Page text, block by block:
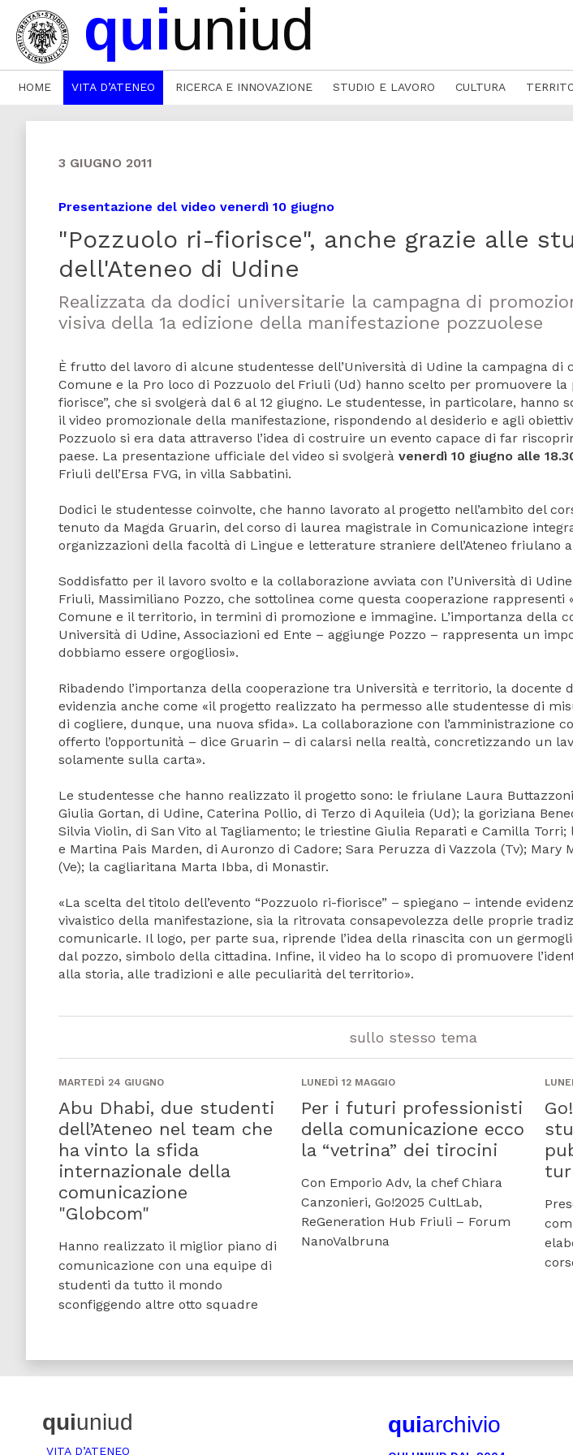
HOME VITA D’ATENEO RICERCA E INNOVAZIONE STUDIO E LAVORO CULTURA
3 GIUGNO 2011
Presentazione del video venerdì 10 giugno
"Pozzuolo ri-fiorisce", anche grazie alle
dell'Ateneo di Udine
Realizzata da dodici universitarie la campagna di
visiva della 1a edizione della manifestazione pozzuolese
È frutto del lavoro di alcune studentesse dell’Università di Udine la campagna di
Comune e la Pro loco di Pozzuolo del Friuli (Ud) hanno scelto per promuovere
fiorisce”, che si svolgerà dal 6 al 12 giugno. Le studentesse, in particolare, hanno
il video promozionale della manifestazione, rispondendo al desiderio e agli
Pozzuolo si era data attraverso l’idea di costruire un evento capace di far
paese. La presentazione ufficiale del video si svolgerà venerdì 10 giugno alle
Friuli dell’Ersa FVG, in villa Sabbatini.
Dodici le studentesse coinvolte, che hanno lavorato al progetto nell’ambito del
tenuto da Magda Gruarin, del corso di laurea magistrale in Comunicazione
organizzazioni della facoltà di Lingue e letterature straniere dell’Ateneo friulano a
Soddisfatto per il lavoro svolto e la collaborazione avviata con l’Università di
Friuli, Massimiliano Pozzo, che sottolinea come questa cooperazione rappresenti
Comune e il territorio, in termini di promozione e immagine. L’importanza della
Università di Udine, Associazioni ed Ente – aggiunge Pozzo – rappresenta un
dobbiamo essere orgogliosi».
Ribadendo l’importanza della cooperazione tra Università e territorio, la docente
evidenzia anche come «il progetto realizzato ha permesso alle studentesse di
di cogliere, dunque, una nuova sfida». La collaborazione con l’amministrazione
offerto l’opportunità – dice Gruarin – di calarsi nella realtà, concretizzando un
solamente sulla carta».
Le studentesse che hanno realizzato il progetto sono: le friulane Laura
Giulia Gortan, di Udine, Caterina Pollio, di Terzo di Aquileia (Ud); la goriziana
Silvia Violin, di San Vito al Tagliamento; le triestine Giulia Reparati e Camilla
e Martina Pais Marden, di Auronzo di Cadore; Sara Peruzza di Vazzola (Tv); Mary
(Ve); la cagliaritana Marta Ibba, di Monastir.
«La scelta del titolo dell’evento “Pozzuolo ri-fiorisce” – spiegano – intende
vivaistico della manifestazione, sia la ritrovata consapevolezza delle proprie
comunicarle. Il logo, per parte sua, riprende l’idea della rinascita con un
dal pozzo, simbolo della cittadina. Infine, il video ha lo scopo di promuovere
alla storia, alle tradizioni e alle peculiarità del territorio».
sullo stesso tema
MARTEDÌ 24 GIUGNO
Abu Dhabi, due studenti
dell’Ateneo nel team che
ha vinto la sfida
internazionale della
comunicazione
"Globcom"
Hanno realizzato il miglior piano di
comunicazione con una equipe di
studenti da tutto il mondo
sconfiggendo altre otto squadre
LUNEDÌ 12 MAGGIO
Per i futuri professionisti
della comunicazione ecco
la “vetrina” dei tirocini
Con Emporio Adv, la chef Chiara
Canzonieri, Go!2025 CultLab,
ReGeneration Hub Friuli – Forum
NanoValbruna
quiuniud
VITA D’ATENEO
quiarchivio